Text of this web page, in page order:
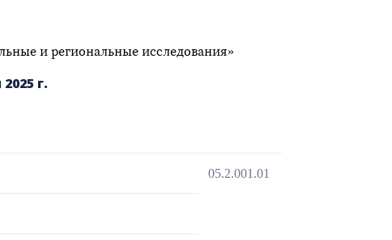
и региональные исследования»
г.
05.2.001.01